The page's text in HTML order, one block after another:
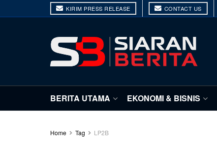
KIRIM PRESS RELEASE CONTACT US
BERITA UTAMA EKONOMI & BISNIS
Home Tag LP2B